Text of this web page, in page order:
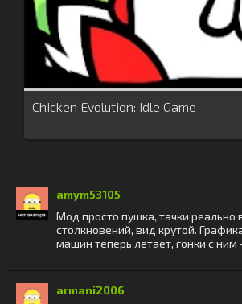
Chicken Evolution: Idle Game
amym53105
Мод просто пушка, тачки реально
столкновений, вид крутой.
машин теперь летает, гонки с
armani2006